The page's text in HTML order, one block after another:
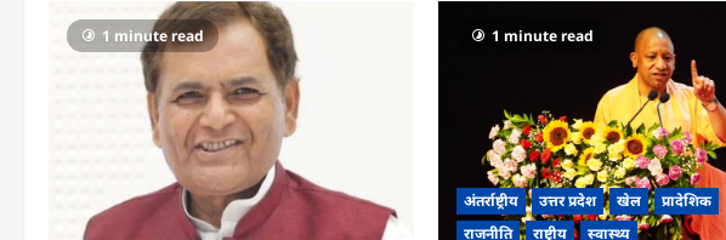
1 minute read 1 minute read
अंतर्राष्ट्रीय उत्तर प्रदेश खेल
प्रादेशिक
राजनीति
राष्ट्रीय स्वास्थ्य